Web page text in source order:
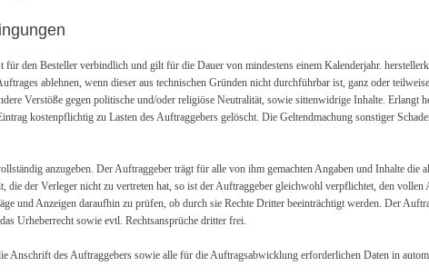
den Besteller verbindlich und gilt für die Dauer von mindestens einem Kalenderjahr.
ablehnen, wenn dieser aus technischen Gründen nicht durchführbar ist, ganz oder
Verstöße gegen politische und/oder religiöse Neutralität, sowie sittenwidrige Inhalte. Erlangt
kostenpflichtig zu Lasten des Auftraggebers gelöscht. Die Geltendmachung sonstiger
anzugeben. Der Auftraggeber trägt für alle von ihm gemachten Angaben und Inhalte die
die der Verleger nicht zu vertreten hat, so ist der Auftraggeber gleichwohl verpflichtet, den vollen
und Anzeigen daraufhin zu prüfen, ob durch sie Rechte Dritter beeinträchtigt werden. Der
Urheberrecht sowie evtl. Rechtsansprüche dritter frei.
Anschrift des Auftraggebers sowie alle für die Auftragsabwicklung erforderlichen Daten in